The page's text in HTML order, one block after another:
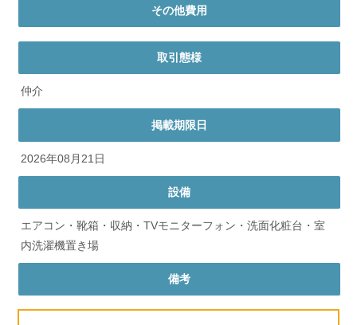
その他費用
取引態様
仲介
掲載期限日
2026年08月21日
設備
エアコン・靴箱・収納・TVモニターフォン・洗面化粧台・室
内洗濯機置き場
備考